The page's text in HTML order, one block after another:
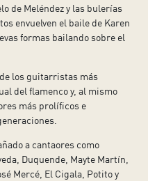
de Meléndez y las bulerías
envuelven el baile de Karen
formas bailando sobre el
los guitarristas más
del flamenco y, al mismo
más prolíficos e
a cantaores como
Duquende, Mayte Martín,
Mercé, El Cigala, Potito y